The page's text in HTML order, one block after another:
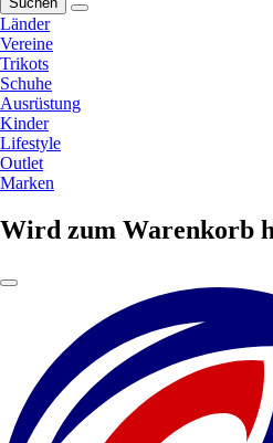
Länder
Vereine
Trikots
Schuhe
Ausrüstung
Kinder
Lifestyle
Outlet
Marken
Wird zum Warenkorb